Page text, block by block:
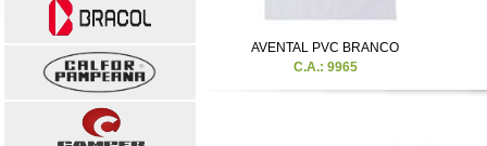
AVENTAL PVC BRANCO
C.A.: 9965